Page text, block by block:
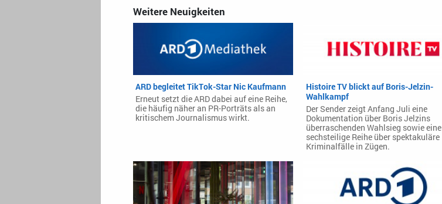
Weitere Neuigkeiten
ARD begleitet TikTok-Star Nic Kaufmann
Erneut setzt die ARD dabei auf eine Reihe,
die häufig näher an PR-Porträts als an
kritischem Journalismus wirkt.
Histoire TV blickt auf Boris-Jelzin-
Wahlkampf
Der Sender zeigt Anfang Juli eine
Dokumentation über Boris Jelzins
überraschenden Wahlsieg sowie eine
sechsteilige Reihe über spektakuläre
Kriminalfälle in Zügen.